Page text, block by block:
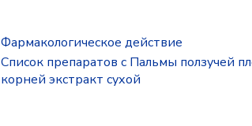
Фармакологическое действие
Список препаратов с Пальмы ползучей
корней экстракт сухой